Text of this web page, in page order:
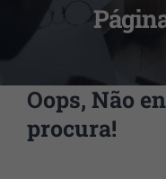
Oops, Não
procura!